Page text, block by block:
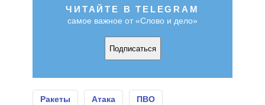
ЧИТАЙТЕ В TELEGRAM
самое важное от «Слово и дело»
Подписаться
Ракеты Атака ПВО